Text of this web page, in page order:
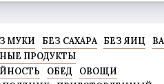
МУКИ БЕЗ САХАРА БЕЗ ЯИЦ
ПРОДУКТЫ
ОБЕД
ОВОЩИ